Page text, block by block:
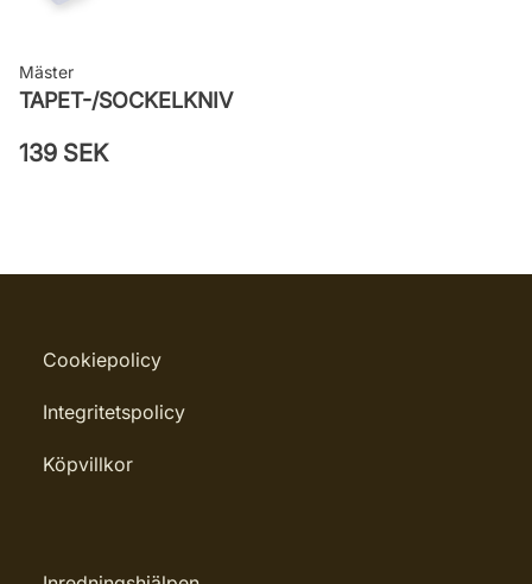
Mäster
TAPET-/SOCKELKNIV
139 SEK
Cookiepolicy
Integritetspolicy
Köpvillkor